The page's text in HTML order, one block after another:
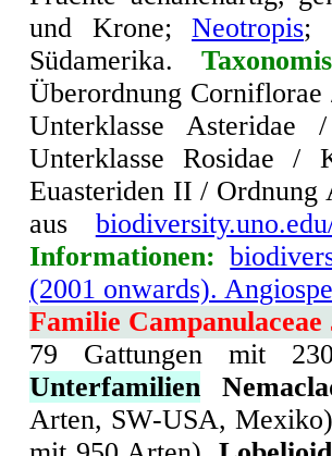
und Krone; Neotropis;
Südamerika.
Überordnung
Unterklasse
Unterklasse Rosidae /
Euasteriden II / Ordnung
aus
Informationen:
(2001 onwards).
Familie Campanulaceae
79 Gattungen mit
Unterfamilien
Arten, SW-USA,